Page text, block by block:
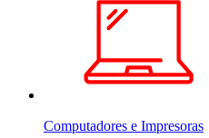
Computadores e Impresoras